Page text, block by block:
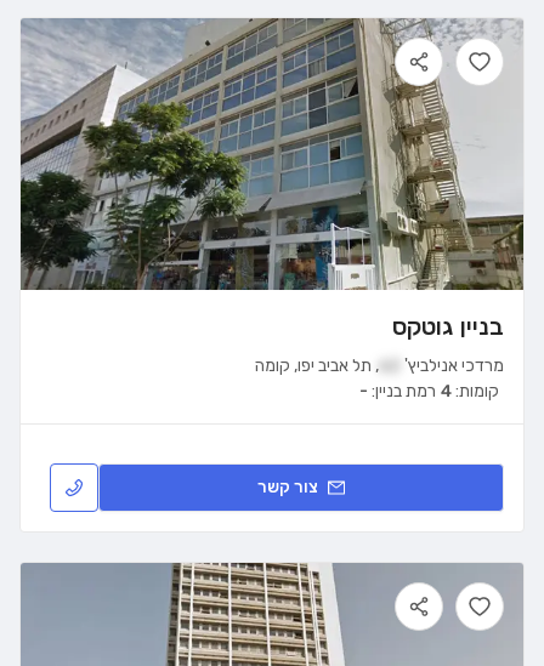
בניין גוטקס
מרדכי אנילביץ' , תל אביב יפו, קומה
רמת בניין: - קומות:4
צור קשר